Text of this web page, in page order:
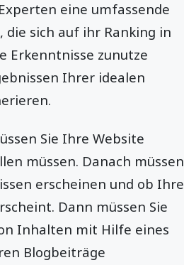
eine umfassende
sich auf ihr Ranking in
Erkenntnisse zunutze
Ihrer idealen
Sie Ihre Website
müssen. Danach müssen
erscheinen und ob Ihre
Dann müssen Sie
Inhalten mit Hilfe eines
Blogbeiträge